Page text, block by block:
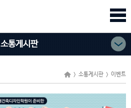
소통게시판
> 소통게시판 > 이벤트